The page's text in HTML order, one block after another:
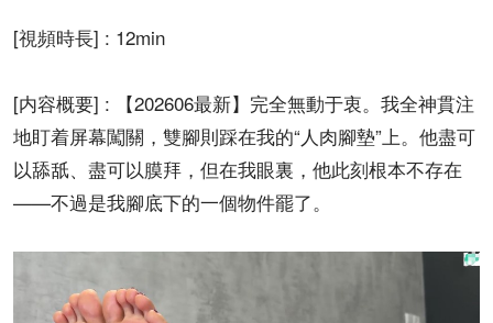
[視頻時長] : 12min
[内容概要] : 【202606最新】完全無動于衷。我全神貫注
地盯着屏幕闖關，雙腳則踩在我的“人肉腳墊”上。他盡可
以舔舐、盡可以膜拜，但在我眼裏，他此刻根本不存在
——不過是我腳底下的一個物件罷了。